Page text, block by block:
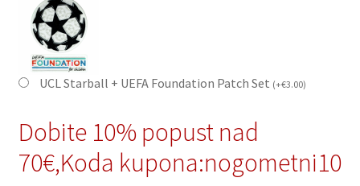
UCL Starball + UEFA Foundation Patch Set (+€3.00)
Dobite 10% popust nad
70€,Koda kupona:nogometni10